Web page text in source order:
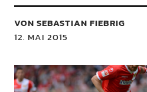
VON SEBASTIAN FIEBRIG
12. MAI 2015